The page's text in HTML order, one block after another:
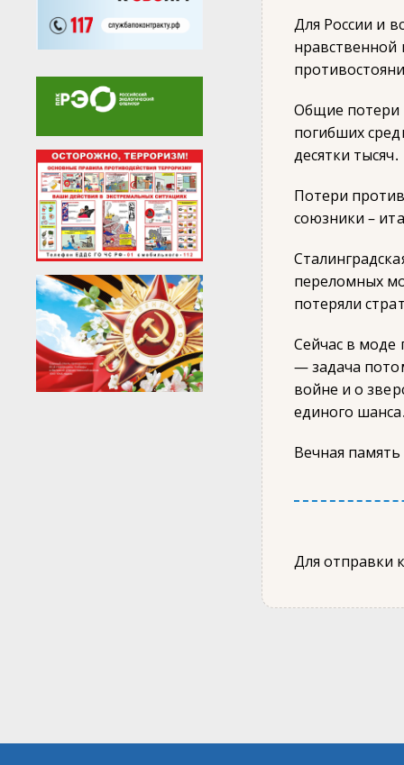
Для России и
Общие потери
погибших
десятки тысяч.
Потери
союзники –
переломных
потеряли
Сейчас в
— задача
войне и о
единого
Вечная
Для отправки